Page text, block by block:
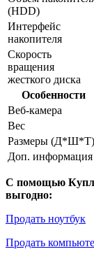
(HDD)
Интерфейс
накопителя
Скорость
вращения
жесткого диска
Особенности
Веб-камера
Вес
Размеры (Д*Ш*Т)
Доп. информация
С помощью
выгодно:
Продать ноутбук
Продать